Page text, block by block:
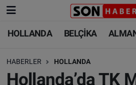
HOLLANDA BELÇİKA
HABERLER HOLLANDA
Hollanda’da TK
HOLLANDA
BELÇİKA
HOLLANDA
BELÇİKA
Nöbetçi Eczaneler
Hava Durumu